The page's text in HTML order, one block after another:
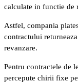
calculate in functie de
Astfel, compania
contractului
revanzare.
Pentru contractele de
percepute chirii fixe